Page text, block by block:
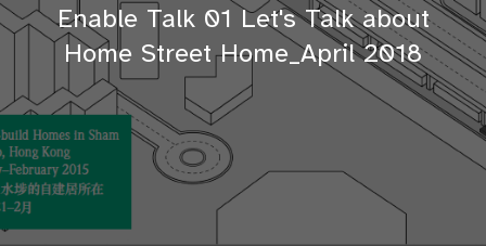
Enable Talk 01 Let's Talk about
Home Street Home_April 2018